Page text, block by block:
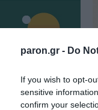
paron.gr - Do
If you wish to opt-
sensitive
confirm your